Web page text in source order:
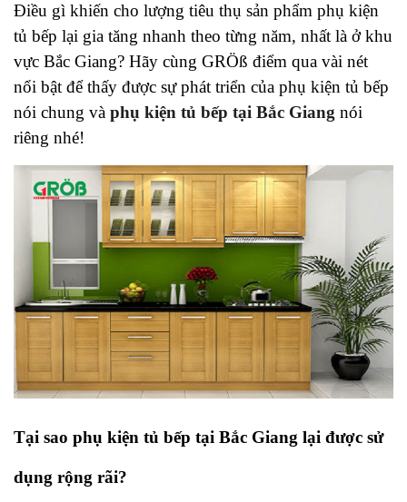
Điều gì khiến cho lượng tiêu thụ sản phẩm phụ kiện
tủ bếp lại gia tăng nhanh theo từng năm, nhất là ở khu
vực Bắc Giang? Hãy cùng GRÖß điểm qua vài nét
nổi bật để thấy được sự phát triển của phụ kiện tủ bếp
nói chung và phụ kiện tủ bếp tại Bắc Giang nói
riêng nhé!
Tại sao phụ kiện tủ bếp tại Bắc Giang lại được sử
dụng rộng rãi?